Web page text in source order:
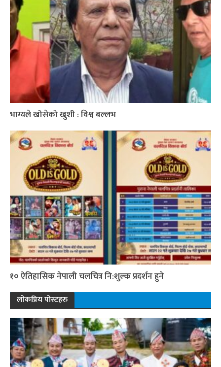
भाग्यले खोसेको खुशी : विश्व बल्लभ
१० ऐतिहासिक नेपाली चलचित्र नि:शुल्क प्रदर्शन हुने
लोकप्रिय पोस्टहरु